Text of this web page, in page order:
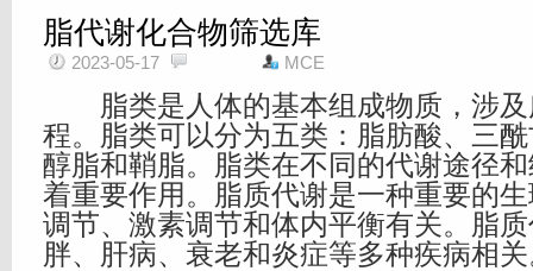
脂代谢化合物筛选库
2023-05-17 MCE
脂类是人体的基本组成物质，涉及
程。脂类可以分为五类：脂肪酸、三
醇脂和鞘脂。脂类在不同的代谢途径
着重要作用。脂质代谢是一种重要的
调节、激素调节和体内平衡有关。脂
胖、肝病、衰老和炎症等多种疾病相